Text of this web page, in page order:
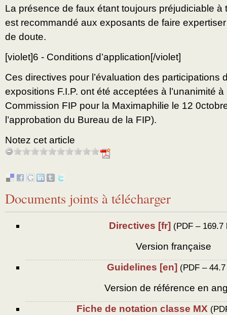
La présence de faux étant toujours préjudiciable à
est recommandé aux exposants de faire
de doute.
[violet]6 - Conditions d’application[/violet]
Ces directives pour l’évaluation des participations
expositions F.I.P. ont été acceptées à l’unanimité
Commission FIP pour la Maximaphilie le 12
l’approbation du Bureau de la FIP).
Notez cet article
Documents joints à télécharger
Directives [fr] (PDF – 169.7
Version française
Guidelines [en] (PDF –
Version de référence en
Fiche de notation classe MX (